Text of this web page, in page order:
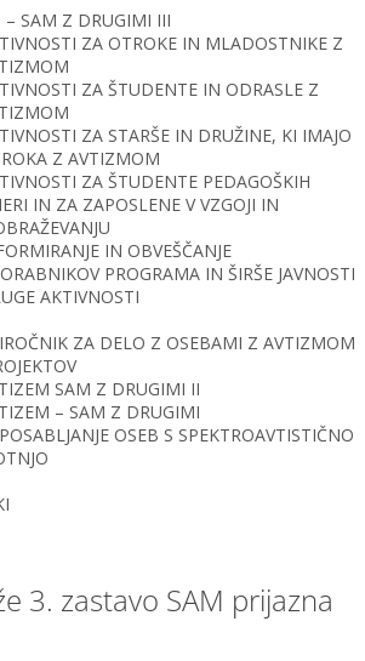
– SAM Z DRUGIMI III
ZA OTROKE IN MLADOSTNIKE Z
ZA ŠTUDENTE IN ODRASLE Z
ZA STARŠE IN DRUŽINE, KI IMAJO
Z AVTIZMOM
ZA ŠTUDENTE PEDAGOŠKIH
IN ZA ZAPOSLENE V VZGOJI IN
IN OBVEŠČANJE
PROGRAMA IN ŠIRŠE JAVNOSTI
AKTIVNOSTI
ZA DELO Z OSEBAMI Z AVTIZMOM
SAM Z DRUGIMI II
– SAM Z DRUGIMI
OSEB S SPEKTROAVTISTIČNO
3. zastavo SAM prijazna